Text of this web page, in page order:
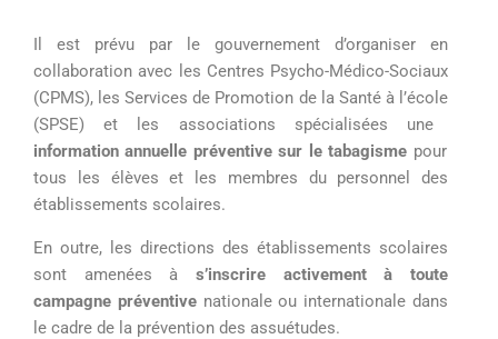
Il est prévu par le gouvernement d’organiser en
collaboration avec les Centres Psycho-Médico-Sociaux
(CPMS), lesServices de Promotion de la Santé à l’école
(SPSE) et les associations spécialisées une
informationannuelle préventivesur le tabagisme pour
tous les élèves et les membres du personnel des
établissements scolaires.
En outre, les directions des établissements scolaires
sont amenées à s’inscrire activement à toute
campagne préventive nationale ou internationaledans
le cadre de la prévention des assuétudes.